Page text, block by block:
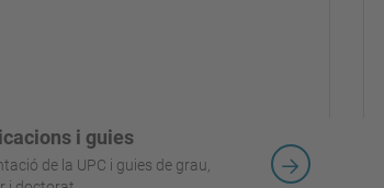
i guies
de la UPC i guies de grau,